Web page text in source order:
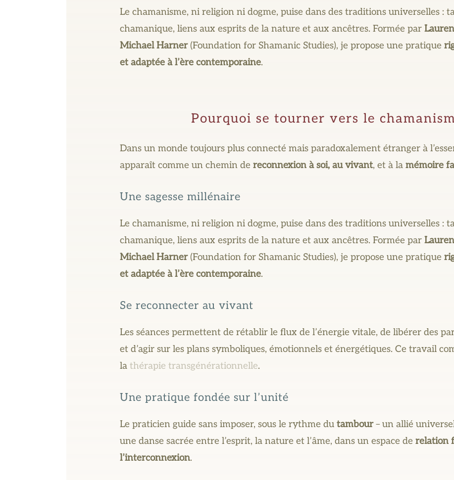
Le chamanisme, ni religion ni dogme, puise dans des traditions universelles :
chamanique, liens aux esprits de la nature et aux ancêtres. Formée par
Michael Harner(Foundation for Shamanic Studies), je propose une pratique
et adaptée à l’ère contemporaine.
Pourquoi se tourner vers le
Dans un monde toujours plus connecté mais paradoxalement étranger à
apparaît comme un chemin de reconnexion à soi, au vivant, et à la mémoire
Une sagesse millénaire
Le chamanisme, ni religion ni dogme, puise dans des traditions universelles :
chamanique, liens aux esprits de la nature et aux ancêtres. Formée par
Michael Harner(Foundation for Shamanic Studies), je propose une pratique
et adaptée à l’ère contemporaine.
Se reconnecter au vivant
Les séances permettent de rétablir le flux de l’énergie vitale, de libérer des
et d’agir sur les plans symboliques, émotionnels et énergétiques. Ce travail
lathérapie transgénérationnelle.
Une pratique fondée sur l’unité
Le praticien guide sans imposer, sous le rythme du tambour– un allié
une danse sacrée entre l’esprit, la nature et l’âme, dans un espace de relation
l’interconnexion.